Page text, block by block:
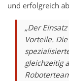
und erfolgreich
„Der
Vorteile.
gleichzeitig